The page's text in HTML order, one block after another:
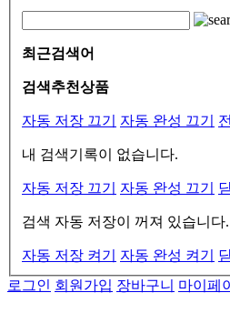
최근검색어
검색추천상품
자동 저장 끄기 자동 완성 끄기
내 검색기록이 없습니다.
자동 저장 끄기 자동 완성 끄기
검색 자동 저장이 꺼져 있습니다.
자동 저장 켜기 자동 완성 켜기
로그인 회원가입 장바구니 마이페